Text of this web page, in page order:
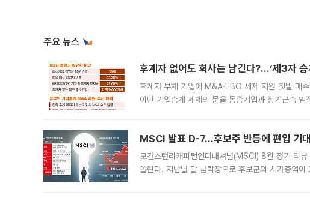
주요 뉴스
후계자 없어도 회사는 남긴다?…‘제3자
후계자 부재 기업에 M&A·EBO 세제 지원 첫발 매
이던 기업승계 세제의 문을 동종기업과 장기근속
MSCI 발표 D-7…후보주 반등에 편입 기
모건스탠리캐피털인터내셔널(MSCI) 8월 정기 리
쏠린다. 지난달 말 급락장으로 후보군의 시가총액